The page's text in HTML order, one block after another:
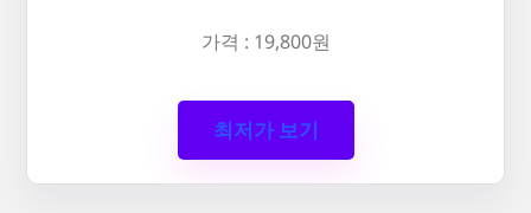
가격 : 19,800원
최저가 보기